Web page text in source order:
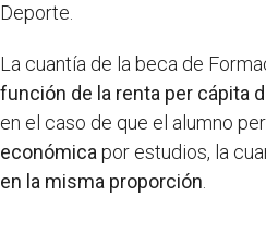
Deporte.
La cuantía de la beca de
función de la renta per cápita
en el caso de que el alumno
económica por estudios, la
en la misma proporción